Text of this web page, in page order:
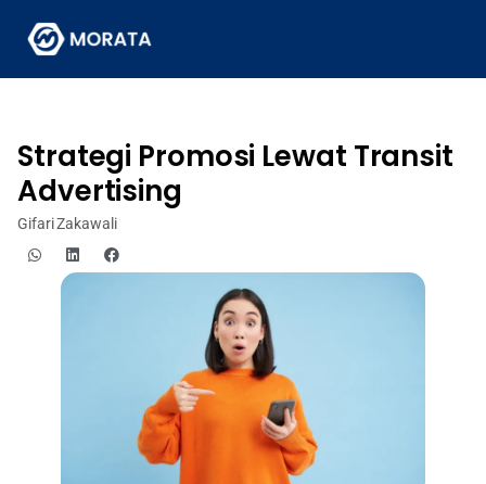
Strategi Promosi Lewat Transit
Advertising
Gifari Zakawali